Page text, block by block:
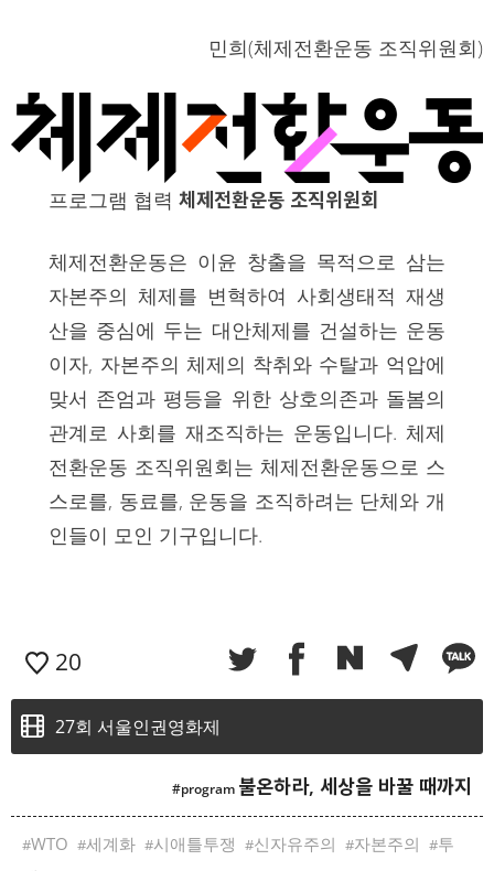
민희(체제전환운동 조직위원회)
프로그램 협력체제전환운동 조직위원회
체제전환운동은 이윤 창출을 목적으로 삼는
자본주의 체제를 변혁하여 사회생태적 재생
산을 중심에 두는 대안체제를 건설하는 운동
이자, 자본주의 체제의 착취와 수탈과 억압에
맞서 존엄과 평등을 위한 상호의존과 돌봄의
관계로 사회를 재조직하는 운동입니다. 체제
전환운동 조직위원회는 체제전환운동으로 스
스로를, 동료를, 운동을 조직하려는 단체와 개
인들이 모인 기구입니다.
20
27회 서울인권영화제
불온하라, 세상을 바꿀 때까지
WTO 세계화 시애틀투쟁 신자유주의 자본주의
투